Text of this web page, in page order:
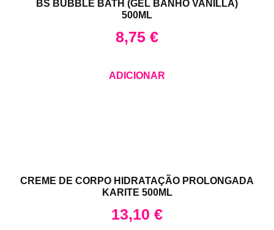
BS BUBBLE BATH (GEL BANHO VANILLA)
500ML
8,75 €
ADICIONAR
CREME DE CORPO HIDRATAÇÃO PROLONGADA
KARITE 500ML
13,10 €